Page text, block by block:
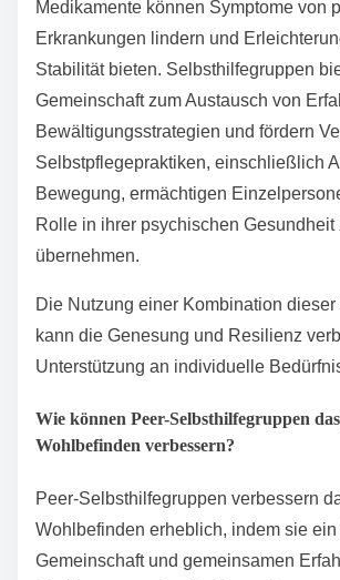
verschiedene Herausforderungen im
psychischen Gesundheit an und
allgemeine Wohlbefinden.
Gemeinschaft zum Austausch von
Bewältigungsstrategien und fördern
Selbstpflegepraktiken, einschließlich
Rolle in ihrer psychischen Gesundheit
Die Nutzung einer Kombination dieser
kann die Genesung und Resilienz
Unterstützung an individuelle